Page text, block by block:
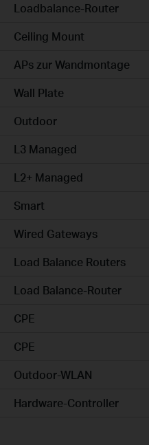
Loadbalance-Router
Ceiling Mount
APs zur Wandmontage
Wall Plate
Outdoor
L3 Managed
L2+ Managed
Smart
Wired Gateways
Load Balance Routers
Load Balance-Router
CPE
CPE
Outdoor-WLAN
Hardware-Controller